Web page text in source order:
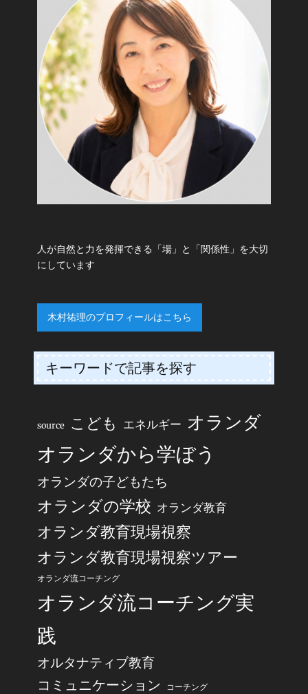
人が自然と力を発揮できる「場」と「関係性」を大切
にしています
木村祐理のプロフィールはこちら
キーワードで記事を探す
source こども エネルギー オランダ
オランダから学ぼう
オランダの子どもたち
オランダの学校 オランダ教育
オランダ教育現場視察
オランダ教育現場視察ツアー
オランダ流コーチング
オランダ流コーチング実
践
オルタナティブ教育
コミュニケーション コーチング